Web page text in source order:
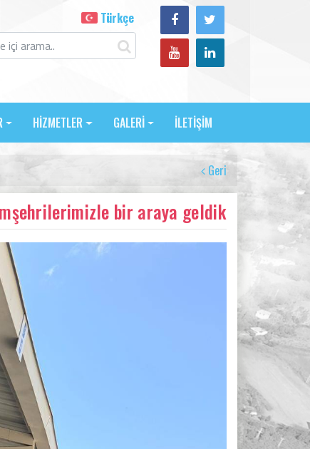
Türkçe
HİZMETLER GALERİ İLETİŞİM
Geri
bir araya geldik